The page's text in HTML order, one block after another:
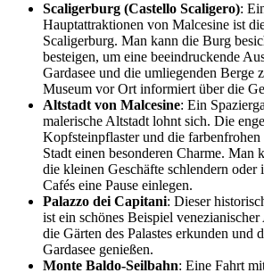
Scaligerburg (Castello Scaligero):
Hauptattraktionen von Malcesine ist
Scaligerburg. Man kann die Burg
besteigen, um eine beeindruckende
Gardasee und die umliegenden Berge
Museum vor Ort informiert über die
Altstadt von Malcesine: Ein
malerische Altstadt lohnt sich. Die
Kopfsteinpflaster und die
Stadt einen besonderen Charme. Man
die kleinen Geschäfte schlendern oder
Cafés eine Pause einlegen.
Palazzo dei Capitani: Dieser
ist ein schönes Beispiel
die Gärten des Palastes erkunden und
Gardasee genießen.
Monte Baldo-Seilbahn: Eine Fahrt